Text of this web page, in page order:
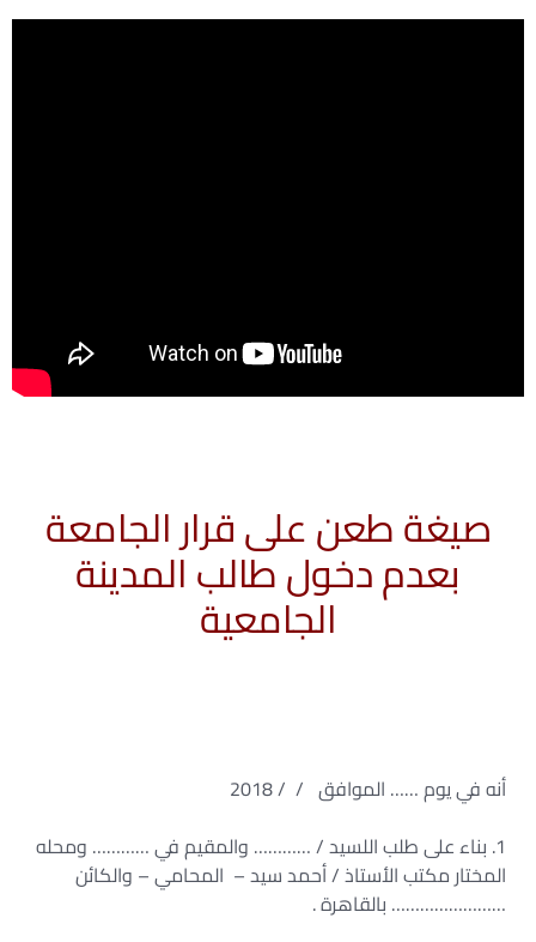
صيغة طعن على قرار الجامعة
بعدم دخول طالب المدينة
الجامعية
أنه في يوم …… الموافق / / 2018
1. بناء على طلب اللسيد / ………… والمقيم في ………… ومحله
المختار مكتب الأستاذ / أحمد سيد – المحامي – والكائن
…………………… بالقاهرة .